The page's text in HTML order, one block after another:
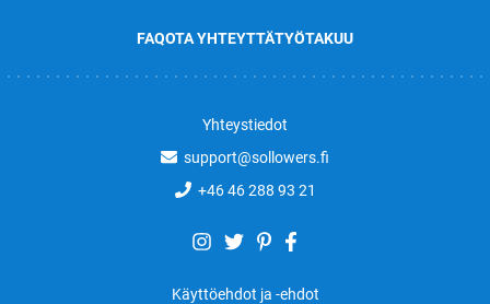
FAQOTA YHTEYTTÄTYÖTAKUU
Käyttöehdot ja -ehdot
Yhteystiedot
support@sollowers.fi
+46 46 288 93 21